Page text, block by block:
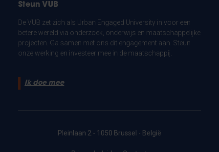
Steun VUB
De VUB zet zich als Urban Engaged University in voor een
betere wereld via onderzoek, onderwijs en maatschappelijke
projecten. Ga samen met ons dit engagement aan. Steun
onze werking en investeer mee in de maatschappij.
Ik doe mee
Pleinlaan 2 - 1050 Brussel - België